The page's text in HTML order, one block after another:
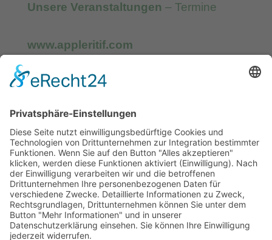
Unsere Veranstaltungen – Termine
www.appleritif.com